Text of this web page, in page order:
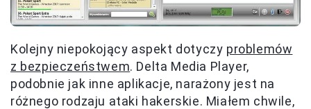
Kolejny niepokojący aspekt dotyczy problemów
z bezpieczeństwem. Delta Media Player,
podobnie jak inne aplikacje, narażony jest na
różnego rodzaju ataki hakerskie. Miałem chwile,